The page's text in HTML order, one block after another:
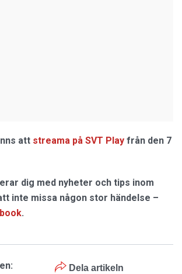
att streama på SVT Play från den 7
dig med nyheter och tips inom
inte missa någon stor händelse –
.
Dela artikeln